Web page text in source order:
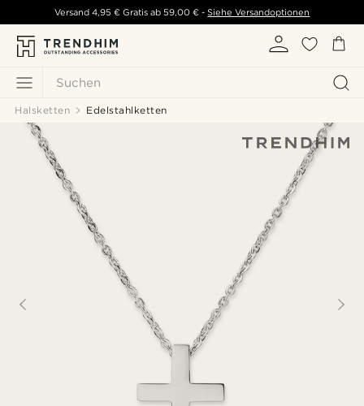
Suchen
Versand 4,95 € Gratis ab 59,00 € - Siehe Versandoptionen
Halsketten Edelstahlketten